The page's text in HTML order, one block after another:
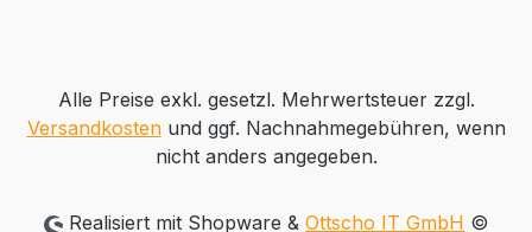
Alle Preise exkl. gesetzl. Mehrwertsteuer zzgl.
Versandkostenund ggf. Nachnahmegebühren, wenn
nicht anders angegeben.
Realisiert mit Shopware &Ottscho IT GmbH ©